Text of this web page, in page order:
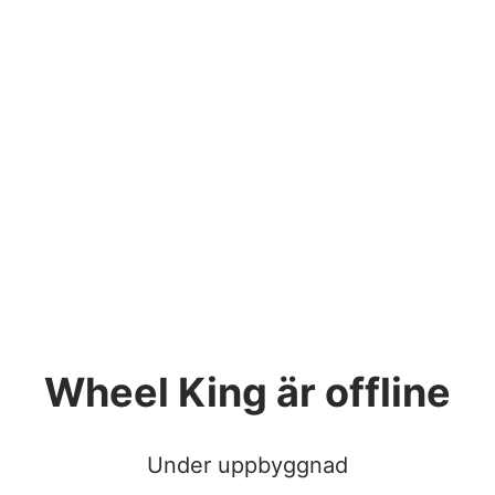
Wheel King är offline
Under uppbyggnad